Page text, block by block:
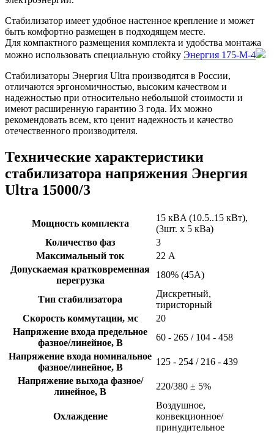
Стабилизатор имеет удобное настенное крепление и может
быть комфортно размещен в подходящем месте.
Для компактного размещения комплекта и удобства монтажа
можно использовать специальную стойку Энергия 175-М-4
Стабилизаторы Энергия Ultra производятся в России,
отличаются эргономичностью, высоким качеством и
надежностью при относительно небольшой стоимости и
имеют расширенную гарантию 3 года. Их можно
рекомендовать всем, кто ценит надежность и качество
отечественного производителя.
Технические характеристики
стабилизатора напряжения Энергия
Ultra 15000/3
Мощность комплекта
15 кВA (10.5..15 кВт),
(3шт. x 5 кВа)
Количество фаз
3
Максимальный ток
22 А
Допускаемая кратковременная
перегрузка
180% (45А)
Тип стабилизатора
Дискретный,
тиристорный
Скорость коммутации, мс
20
Напряжение входа предельное
фазное/линейное, В
60 - 265 / 104 - 458
Напряжение входа номинальное
фазное/линейное, В
125 - 254 / 216 - 439
Напряжение выхода фазное/
линейное, В
220/380 ± 5%
Охлаждение
Воздушное,
конвекционное/
принудительное